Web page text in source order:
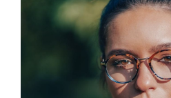
Accessoires
Tissu de nettoyage: